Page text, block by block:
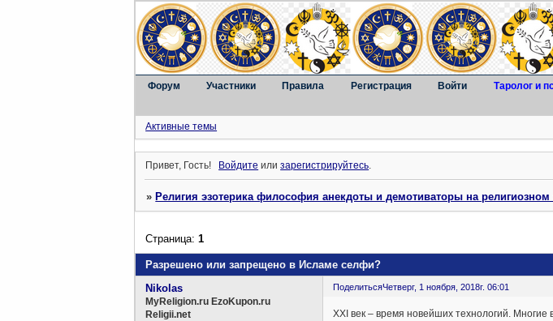
Форум Участники Правила Регистрация Войти Таролог и
Активные темы
Привет, Гость! Войдите илизарегистрируйтесь.
»Религия эзотерика философия анекдоты и демотиваторы на
Разрешено или запрещено в Исламе селфи?
Страница:1
ПоделитьсяЧетверг, 1 ноября, 2018г. 06:01
Nikolas
MyReligion.ru EzoKupon.ru
Religii.net
XXI век – время новейших технологий.